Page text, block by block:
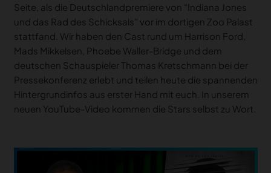
Seite, als die Deutschlandpremiere von “Indiana Jones
und das Rad des Schicksals” vor im dortigen Zoo Palast
stattfand. Wir haben den Cast rund um Harrison Ford,
Mads Mikkelsen, Phoebe Waller-Bridge und dem
deutschen Schauspieler Thomas Kretschmann bei der
Pressekonferenz erlebt und teilen heute die spannenden
Hintergrundinfos aus erster Hand mit euch. In unserem
neuen YouTube-Video kommen die Stars selbst zu Wort.